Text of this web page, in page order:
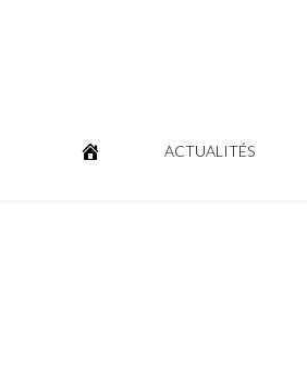
ACTUALITÉS